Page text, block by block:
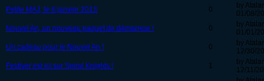
Petite MAJ, le 8 janvier 2013
0
by
01/08/
Nouvel An, un nouveau paquet de démarreur !
0
by
01/01/
Un cadeau pour le Nouvel An !
0
by
12/30/
Festiver est ici sur Spiral Knights !
1
by
12/11/